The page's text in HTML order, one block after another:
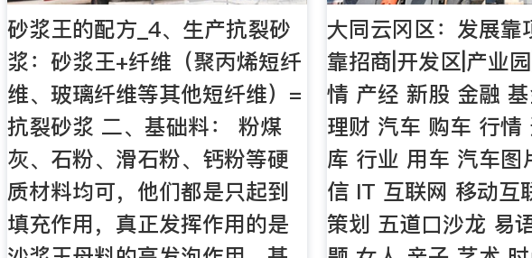
砂浆王的配方_4、生产抗裂砂
浆：砂浆王+纤维（聚丙烯短纤
维、玻璃纤维等其他短纤维）=
抗裂砂浆 二、基础料： 粉煤
灰、石粉、滑石粉、钙粉等硬
质材料均可，他们都是只起到
填充作用，真正发挥作用的是
大同云冈区：发展靠
靠招商|开发区|产业
情 产经 新股 金融
理财 汽车 购车 行情
库 行业 用车 汽车图
信 IT 互联网 移动互
策划 五道口沙龙 易